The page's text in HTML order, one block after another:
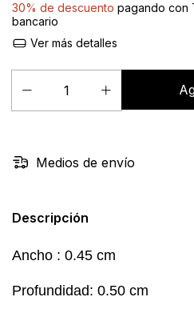
30% de descuento pagando con
bancario
Ver más detalles
Medios de envío
Descripción
Ancho : 0.45 cm
Profundidad: 0.50 cm